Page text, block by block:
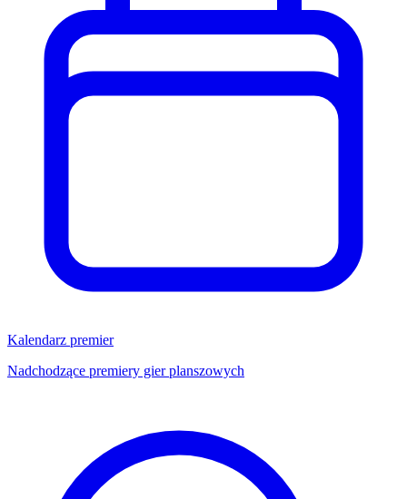
Kalendarz premier
Nadchodzące premiery gier planszowych